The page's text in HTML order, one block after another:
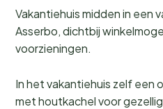
Vakantiehuis midden in een
Asserbo, dichtbij
voorzieningen.
In het vakantiehuis zelf
met houtkachel voor